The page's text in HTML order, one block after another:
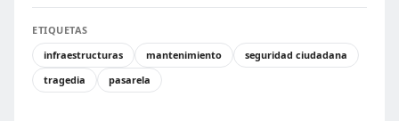
ETIQUETAS
infraestructuras
mantenimiento
seguridad ciudadana
tragedia
pasarela